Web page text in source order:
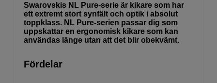
Swarovskis NL Pure-serie är kikare som har
ett extremt stort synfält och optik i absolut
toppklass. NL Pure-serien passar dig som
uppskattar en ergonomisk kikare som kan
användas länge utan att det blir obekvämt.
Fördelar